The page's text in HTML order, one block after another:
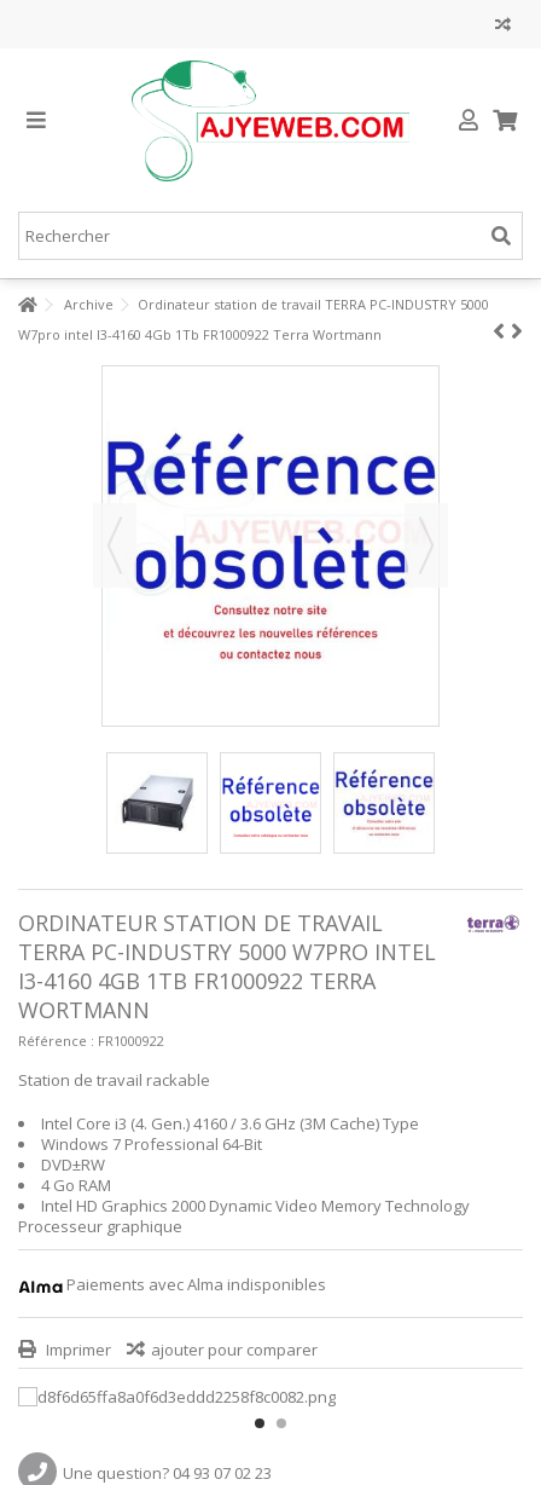
Archive
Ordinateur station de travail TERRA PC-INDUSTRY 5000
W7pro intel I3-4160 4Gb 1Tb FR1000922 Terra Wortmann
ORDINATEUR STATION DE TRAVAIL
TERRA PC-INDUSTRY 5000 W7PRO INTEL
I3-4160 4GB 1TB FR1000922 TERRA
WORTMANN
Référence : FR1000922
Station de travail rackable
Intel Core i3 (4. Gen.) 4160 / 3.6 GHz (3M Cache) Type
Windows 7 Professional 64-Bit
DVD±RW
4 Go RAM
Intel HD Graphics 2000 Dynamic Video Memory Technology
Processeur graphique
Paiements avec Alma indisponibles
Imprimer ajouter pour comparer
Une question? 04 93 07 02 23